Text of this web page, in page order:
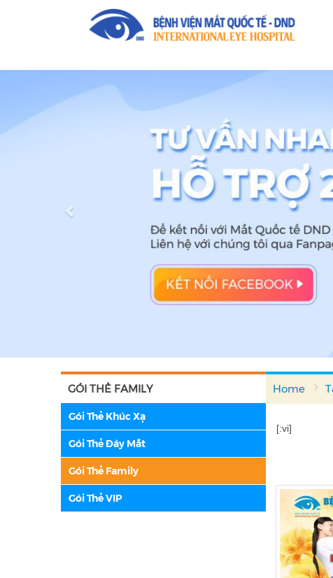
GÓI THẺ FAMILY
Gói Thẻ Khúc Xạ
Gói Thẻ Đáy Mắt
Gói Thẻ Family
Gói Thẻ VIP
Home
[:vi]